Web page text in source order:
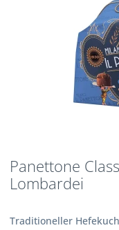
Panettone
Lombardei
Traditioneller